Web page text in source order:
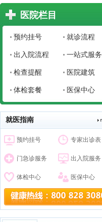
医院栏目
预约挂号 就诊流程
出入院流程 一站式服务
检查提醒 医院建筑
体检套餐 医保中心
就医指南
预约挂号 专家出诊表
门急诊服务 出入院服务
体检中心 医保中心